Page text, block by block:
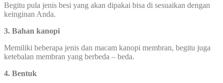
Begitu pula jenis besi yang akan dipakai bisa di sesuaikan dengan
keinginan Anda.
3. Bahan kanopi
Memiliki beberapa jenis dan macam kanopi membran, begitu juga
ketebalan membran yang berbeda – beda.
4. Bentuk